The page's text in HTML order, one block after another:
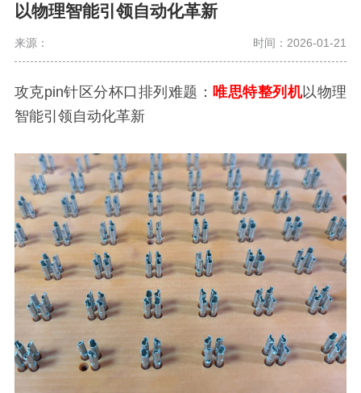
以物理智能引领自动化革新
来源： 时间：2026-01-21
攻克pin针区分杯口排列难题：唯思特整列机以物理
智能引领自动化革新